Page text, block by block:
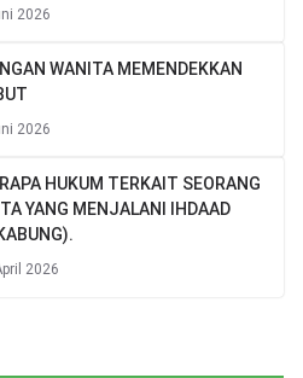
2026
WANITA MEMENDEKKAN
2026
HUKUM TERKAIT SEORANG
YANG MENJALANI IHDAAD
2026